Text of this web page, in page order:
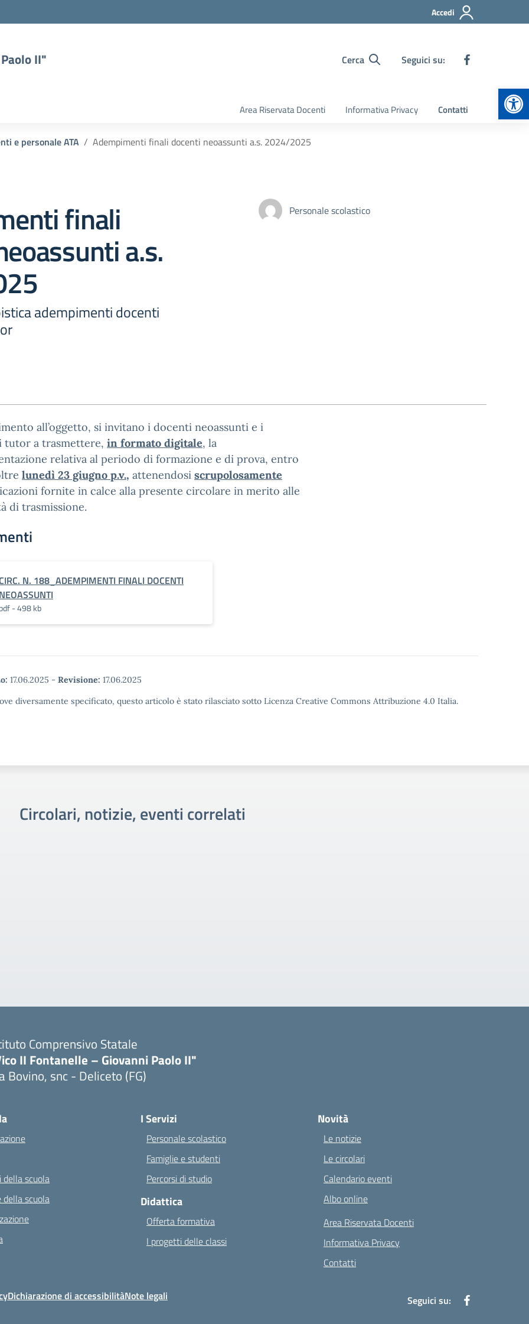
Accedi
II" Cerca Seguici su:
Area Riservata Docenti Informativa Privacy Contatti
e personale ATA Adempimenti finali docenti neoassunti a.s. 2024/2025
finali
a.s.
adempimenti docenti
Personale scolastico
all’oggetto, si invitano i docenti neoassunti e i
tutor a trasmettere, in formato digitale, la
relativa al periodo di formazione e di prova, entro
lunedì 23 giugno p.v., attenendosi scrupolosamente
fornite in calce alla presente circolare in merito alle
di trasmissione.
N. 188_ADEMPIMENTI FINALI DOCENTI
- 498 kb
17.06.2025 - Revisione: 17.06.2025
diversamente specificato, questo articolo è stato rilasciato sotto Licenza Creative Commons Attribuzione 4.0 Italia.
Circolari, notizie, eventi correlati
Comprensivo Statale
II Fontanelle – Giovanni Paolo II"
Bovino, snc - Deliceto (FG)
della scuola
della scuola
I Servizi
Personale scolastico
Famiglie e studenti
Percorsi di studio
Didattica
Offerta formativa
I progetti delle classi
Novità
Le notizie
Le circolari
Calendario eventi
Albo online
Area Riservata Docenti
Informativa Privacy
Contatti
Dichiarazione di accessibilitàNote legali Seguici su: